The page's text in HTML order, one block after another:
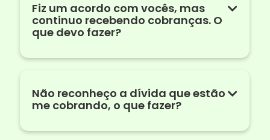
Fiz um acordo com vocês, mas
continuo recebendo cobranças. O
que devo fazer?
Não reconheço a dívida que estão
me cobrando, o que fazer?